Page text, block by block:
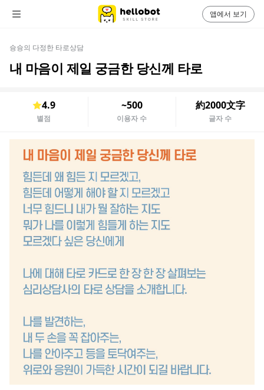
슝슝의 다정한 타로상담
내 마음이 제일 궁금한 당신께 타로
4.9
별점
~500
이용자 수
約2000文字
글자 수
앱에서 보기